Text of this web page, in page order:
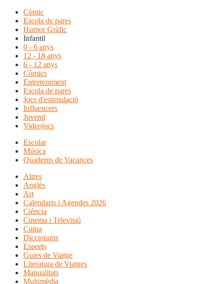
Còmic
Escola de pares
Humor Gràfic
Infantil
0 - 6 anys
12 - 18 anys
6 - 12 anys
Còmics
Entreteniment
Escola de pares
Jocs d'estimulació
Influencers
Juvenil
Videojocs
Escolar
Música
Quaderns de Vacances
Altres
Anglès
Art
Calendaris i Agendes 2026
Ciència
Cinema i Televisió
Cuina
Diccionaris
Esports
Guies de Viatge
Literatura de Viatges
Manualitats
Multimèdia